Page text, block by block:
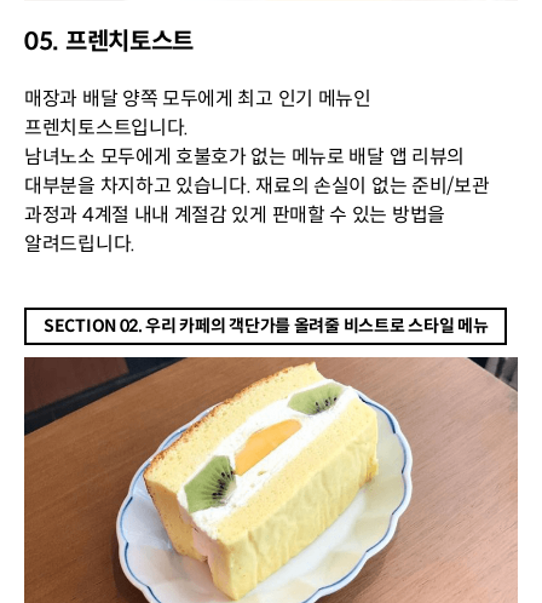
05. 프렌치토스트
매장과 배달 양쪽 모두에게 최고 인기 메뉴인
프렌치토스트입니다.
남녀노소 모두에게 호불호가 없는 메뉴로 배달 앱 리뷰의
대부분을 차지하고 있습니다. 재료의 손실이 없는 준비/보관
과정과 4계절 내내 계절감 있게 판매할 수 있는 방법을
알려드립니다.
SECTION 02. 우리 카페의 객단가를 올려줄 비스트로 스타일 메뉴